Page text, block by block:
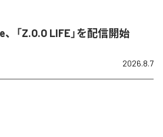
「Z.O.O LIFE」を配信開始
2026.8.7